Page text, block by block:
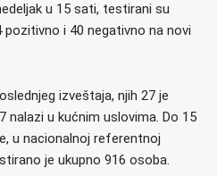
u 15 sati, testirani su
i 40 negativno na novi
izveštaja, njih 27 je
nalazi u kućnim uslovima. Do 15
u nacionalnoj referentnoj
je ukupno 916 osoba.